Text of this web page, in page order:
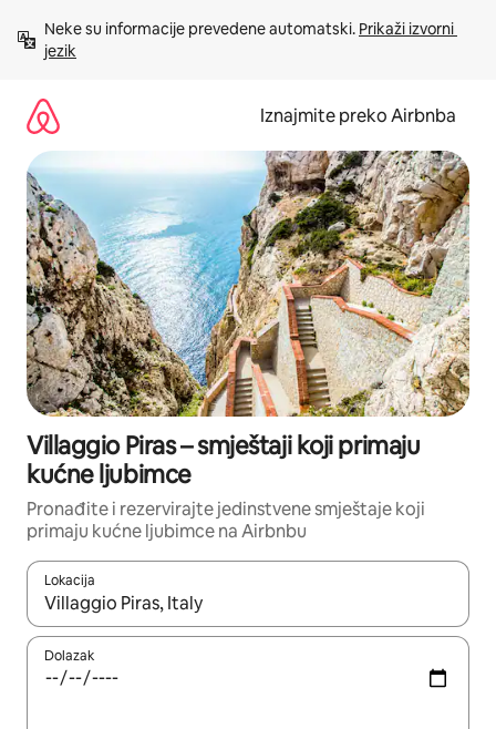
sadržaj
Neke su informacije prevedene automatski. Prikaži izvorni
jezik
Iznajmite preko Airbnba
Villaggio Piras – smještaji koji primaju
kućne ljubimce
Pronađite i rezervirajte jedinstvene smještaje koji
primaju kućne ljubimce na Airbnbu
Lokacija
Kada budu dostupni rezultati, moći ćete ih pregledati
Dolazak